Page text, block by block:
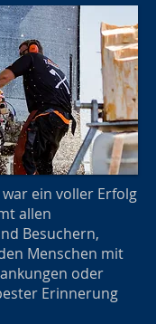
war ein voller Erfolg
allen
Besuchern,
Menschen mit
oder
Erinnerung